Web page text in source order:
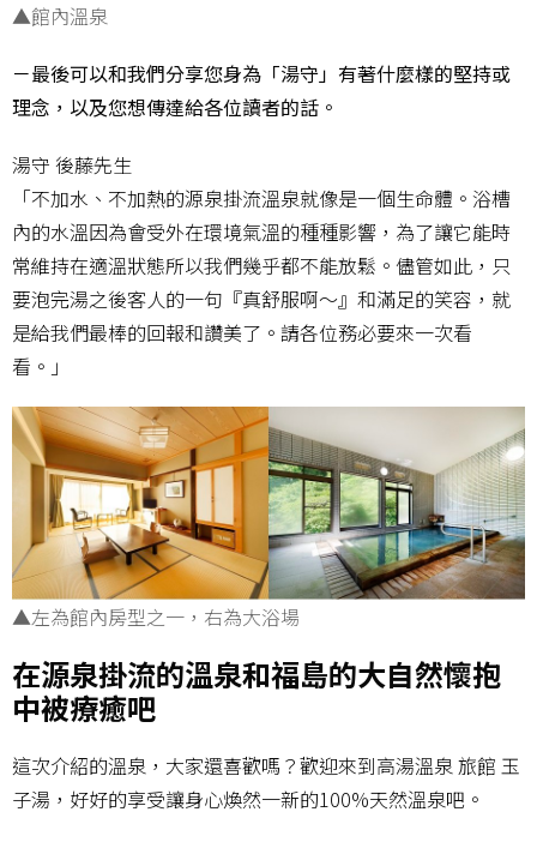
▲館內溫泉
－最後可以和我們分享您身為「湯守」有著什麼樣的堅持或
理念，以及您想傳達給各位讀者的話。
湯守 後藤先生
「不加水、不加熱的源泉掛流溫泉就像是一個生命體。浴槽
內的水溫因為會受外在環境氣溫的種種影響，為了讓它能時
常維持在適溫狀態所以我們幾乎都不能放鬆。儘管如此，只
要泡完湯之後客人的一句『真舒服啊～』和滿足的笑容，就
是給我們最棒的回報和讚美了。請各位務必要來一次看
看。」
▲左為館內房型之一，右為大浴場
在源泉掛流的溫泉和福島的大自然懷抱
中被療癒吧
這次介紹的溫泉，大家還喜歡嗎？歡迎來到高湯溫泉 旅館 玉
子湯，好好的享受讓身心煥然一新的100%天然溫泉吧。